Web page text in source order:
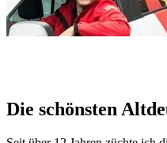
Die schönsten